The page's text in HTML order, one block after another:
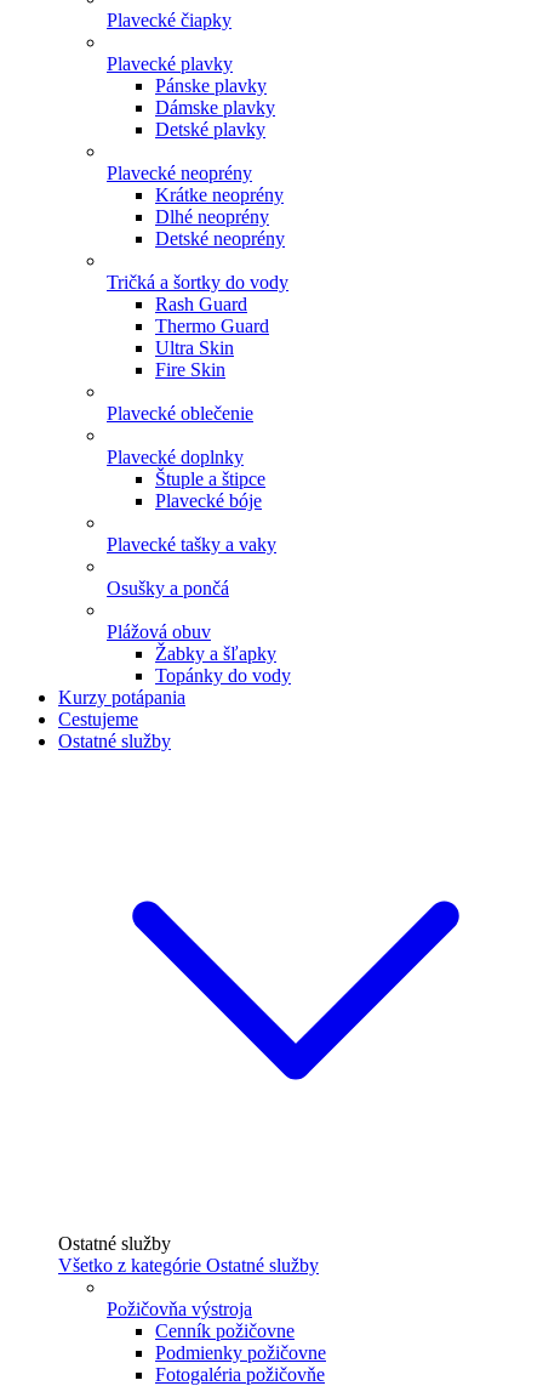
Plavecké čiapky
Plavecké plavky
Pánske plavky
Dámske plavky
Detské plavky
Plavecké neoprény
Krátke neoprény
Dlhé neoprény
Detské neoprény
Tričká a šortky do vody
Rash Guard
Thermo Guard
Ultra Skin
Fire Skin
Plavecké oblečenie
Plavecké doplnky
Štuple a štipce
Plavecké bóje
Plavecké tašky a vaky
Osušky a pončá
Plážová obuv
Žabky a šľapky
Topánky do vody
Kurzy potápania
Cestujeme
Ostatné služby
Ostatné služby
Všetko z kategórie Ostatné služby
Požičovňa výstroja
Cenník požičovne
Podmienky požičovne
Fotogaléria požičovňe